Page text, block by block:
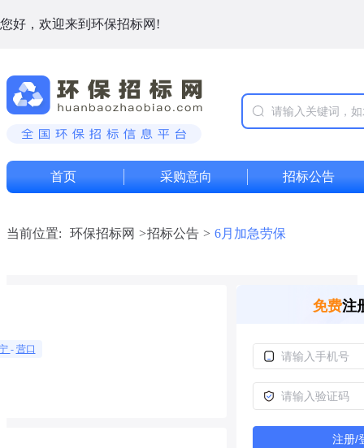
您好，欢迎来到环保招标网!
首页 采购意向 招标公告
当前位置: 环保招标网 >招标公告 > 6月加急劳保
- 营口
免费注
注册/